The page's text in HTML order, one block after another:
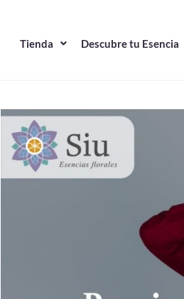
Tienda Descubre tu Esencia